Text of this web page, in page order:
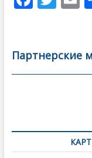
b
o
er l
Партнерские
по
записям